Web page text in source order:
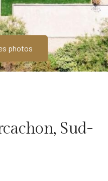
photos
Sud-